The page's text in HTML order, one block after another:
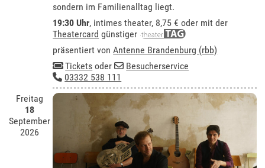
sondern im Familienalltag liegt.
19:30 Uhr, intimes theater, 8,75 € oder mit der
Theatercard günstiger
präsentiert vonAntenne Brandenburg (rbb)
Tickets oder
Besucherservice
03332 538 111
Freitag
18
September
2026